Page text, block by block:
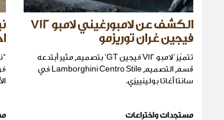
الكشف عن لامبورغيني لامبو V12
فيجين غران توريزمو
تتميّز ’لامبو V12 فيجين GT‘ بتصميم مثير أبتدعه
قسم التصميم Lamborghini Centro Stile في
سانتا أغاتا بولينييزي.
مستجدات واختراعات